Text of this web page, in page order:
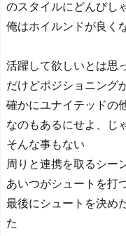
のスタイルにどんぴし
俺はホイルンドが良く
活躍して欲しいとは思
だけどポジショニング
確かにユナイテッドの
なのもあるにせよ、じ
そんな事もない
周りと連携を取るシー
あいつがシュートを打
最後にシュートを決め
た